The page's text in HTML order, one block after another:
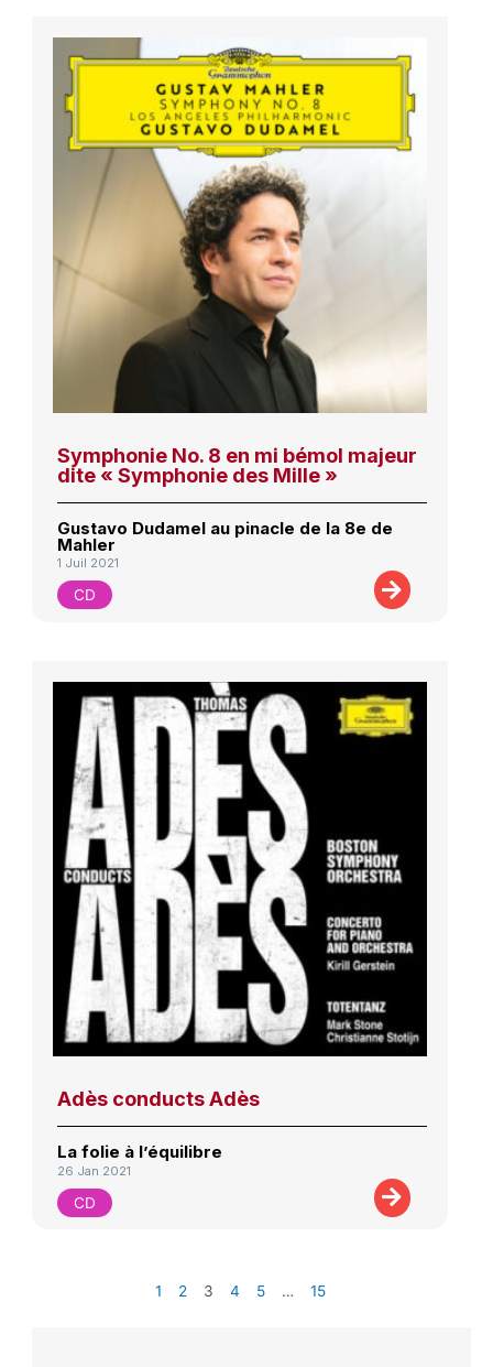
Symphonie No. 8 en mi bémol majeur
dite « Symphonie des Mille »
Gustavo Dudamel au pinacle de la 8e de
Mahler
1 Juil 2021
CD
Adès conducts Adès
La folie à l’équilibre
26 Jan 2021
CD
1 2 3 4 5 … 15